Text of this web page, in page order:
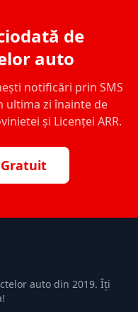
de
auto
notificări prin SMS
ultima zi înainte de
și Licenței ARR.
Gratuit
auto din 2019. Îți